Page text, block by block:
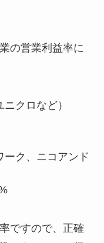
の営業利益率に
クロなど）
ーク、ニコアンド
ですので、正確